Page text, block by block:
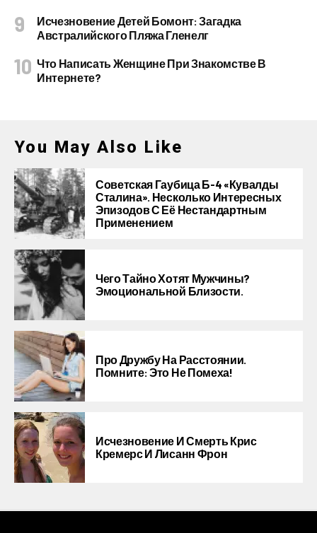
Исчезновение Детей Бомонт: Загадка
Австралийского Пляжа Гленелг
Что Написать Женщине При Знакомстве В
Интернете?
You May Also Like
Советская Гаубица Б-4 «Кувалды
Сталина». Несколько Интересных
Эпизодов С Её Нестандартным
Применением
Чего Тайно Хотят Мужчины?
Эмоциональной Близости.
Про Дружбу На Расстоянии.
Помните: Это Не Помеха!
Исчезновение И Смерть Крис
Кремерс И Лисанн Фрон